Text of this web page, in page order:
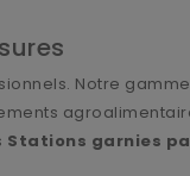
Notre
Stations garnies